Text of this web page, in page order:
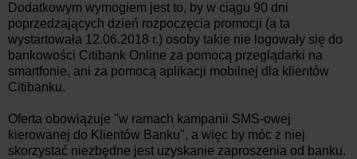
Dodatkowym wymogiem jest to, by w ciągu 90 dni
poprzedzających dzień rozpoczęcia promocji (a ta
wystartowała 12.06.2018 r.) osoby takie nie logowały się do
bankowości Citibank Online za pomocą przeglądarki na
smartfonie, ani za pomocą aplikacji mobilnej dla klientów
Citibanku.
Oferta obowiązuje "w ramach kampanii SMS-owej
kierowanej do Klientów Banku", a więc by móc z niej
skorzystać niezbędne jest uzyskanie zaproszenia od banku.